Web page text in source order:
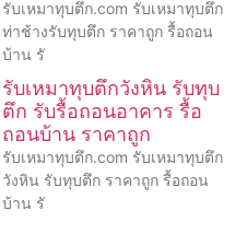
รับเหมาทุบตึก.com รับเหมาทุบตึก
ท่าช้างรับทุบตึก ราคาถูก รื้อถอน
บ้าน รั
รับเหมาทุบตึกวังหิน รับทุบ
ตึก รับรื้อถอนอาคาร รื้อ
ถอนบ้าน ราคาถูก
รับเหมาทุบตึก.com รับเหมาทุบตึก
วังหิน รับทุบตึก ราคาถูก รื้อถอน
บ้าน รั